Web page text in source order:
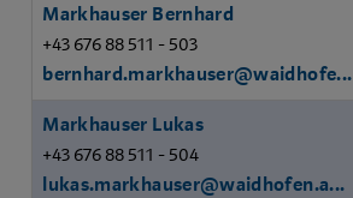
Markhauser Bernhard
+43 676 88 511 - 503
bernhard.markhauser@waidhofe...
Markhauser Lukas
+43 676 88 511 - 504
lukas.markhauser@waidhofen.a...